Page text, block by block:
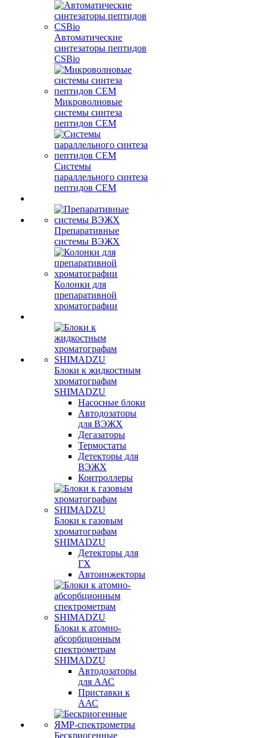
Автоматические
синтезаторы пептидов
CSBio
Микроволновые
системы синтеза
пептидов CEM
Системы
параллельного синтеза
пептидов CEM
Препаративные
системы ВЭЖХ
Колонки для
препаративной
хроматографии
Блоки к жидкостным
хроматографам
SHIMADZU
Насосные блоки
Автодозаторы
для ВЭЖХ
Дегазаторы
Термостаты
Детекторы для
ВЭЖХ
Контроллеры
Блоки к газовым
хроматографам
SHIMADZU
Детекторы для
ГХ
Автоинжекторы
Блоки к атомно-
абсорбционным
спектрометрам
SHIMADZU
Автодозаторы
для ААС
Приставки к
ААС
Бескриогенные